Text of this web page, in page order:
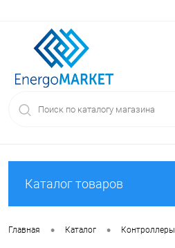
Каталог товаров
Главная • Каталог • Контроллеры